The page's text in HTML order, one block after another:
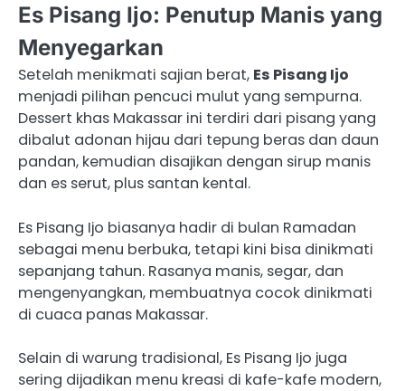
Es Pisang Ijo: Penutup Manis yang
Menyegarkan
Setelah menikmati sajian berat, Es Pisang Ijo
menjadi pilihan pencuci mulut yang sempurna.
Dessert khas Makassar ini terdiri dari pisang yang
dibalut adonan hijau dari tepung beras dan daun
pandan, kemudian disajikan dengan sirup manis
dan es serut, plus santan kental.
Es Pisang Ijo biasanya hadir di bulan Ramadan
sebagai menu berbuka, tetapi kini bisa dinikmati
sepanjang tahun. Rasanya manis, segar, dan
mengenyangkan, membuatnya cocok dinikmati
di cuaca panas Makassar.
Selain di warung tradisional, Es Pisang Ijo juga
sering dijadikan menu kreasi di kafe-kafe modern,